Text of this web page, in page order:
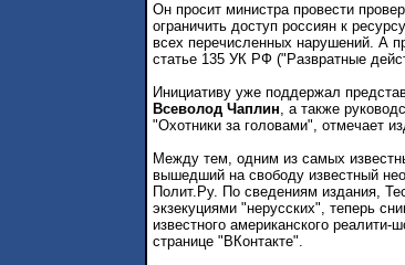
Он просит министра провести
ограничить доступ россиян к
всех перечисленных нарушений. А
статье 135 УК РФ ("Развратные
Инициативу уже поддержал
Всеволод Чаплин, а также
"Охотники за головами", отмечает
Между тем, одним из самых
вышедший на свободу известный
Полит.Ру. По сведениям издания,
экзекуциями "нерусских", теперь
известного американского
странице "ВКонтакте".